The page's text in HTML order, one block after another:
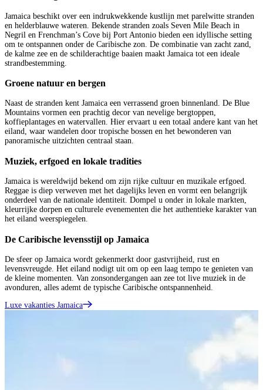
Jamaica beschikt over een indrukwekkende kustlijn met parelwitte stranden
en helderblauwe wateren. Bekende stranden zoals Seven Mile Beach in
Negril en Frenchman’s Cove bij Port Antonio bieden een idyllische setting
om te ontspannen onder de Caribische zon. De combinatie van zacht zand,
de kalme zee en de schilderachtige baaien maakt Jamaica tot een ideale
strandbestemming.
Groene natuur en bergen
Naast de stranden kent Jamaica een verrassend groen binnenland. De Blue
Mountains vormen een prachtig decor van nevelige bergtoppen,
koffieplantages en watervallen. Hier ervaart u een totaal andere kant van het
eiland, waar wandelen door tropische bossen en het bewonderen van
panoramische uitzichten centraal staan.
Muziek, erfgoed en lokale tradities
Jamaica is wereldwijd bekend om zijn rijke cultuur en muzikale erfgoed.
Reggae is diep verweven met het dagelijks leven en vormt een belangrijk
onderdeel van de nationale identiteit. Dompel u onder in lokale markten,
kleurrijke dorpen en culturele evenementen die het authentieke karakter van
het eiland weerspiegelen.
De Caribische levensstijl op Jamaica
De sfeer op Jamaica wordt gekenmerkt door gastvrijheid, rust en
levensvreugde. Het eiland nodigt uit om op een laag tempo te genieten van
de kleine momenten. Van zonsondergangen aan zee tot live muziek in de
avonduren, alles ademt de typische Caribische ontspannenheid.
Luxe vakanties Jamaica